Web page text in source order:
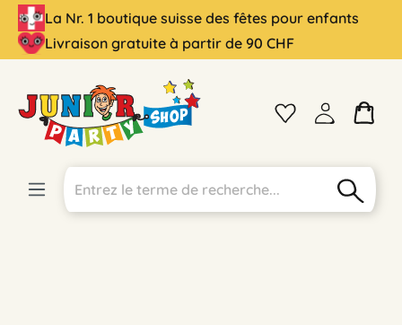
principal
La Nr. 1 boutique suisse des fêtes pour enfants
Livraison gratuite à partir de 90 CHF